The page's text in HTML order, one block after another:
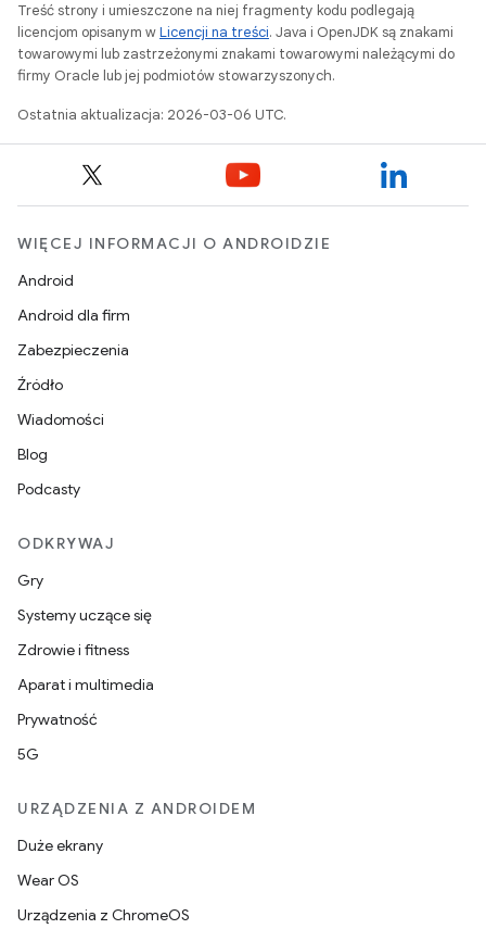
Treść strony i umieszczone na niej fragmenty kodu podlegają
licencjom opisanym wLicencji na treści. Java i OpenJDK są znakami
towarowymi lub zastrzeżonymi znakami towarowymi należącymi do
firmy Oracle lub jej podmiotów stowarzyszonych.
Ostatnia aktualizacja: 2026-03-06 UTC.
WIĘCEJ INFORMACJI O ANDROIDZIE
Android
Android dla firm
Zabezpieczenia
Źródło
Wiadomości
Blog
Podcasty
ODKRYWAJ
Gry
Systemy uczące się
Zdrowie i fitness
Aparat i multimedia
Prywatność
5G
URZĄDZENIA Z ANDROIDEM
Duże ekrany
Wear OS
Urządzenia z ChromeOS